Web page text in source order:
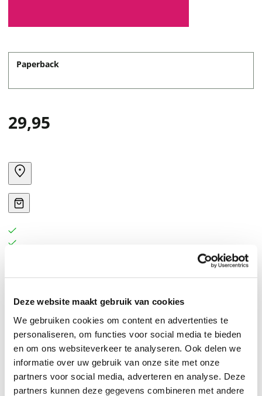
Deze website maakt gebruik van cookies
We gebruiken cookies om content en advertenties te
personaliseren, om functies voor social media te bieden
en om ons websiteverkeer te analyseren. Ook delen we
informatie over uw gebruik van onze site met onze
partners voor social media, adverteren en analyse. Deze
partners kunnen deze gegevens combineren met andere
Paperback
29,95